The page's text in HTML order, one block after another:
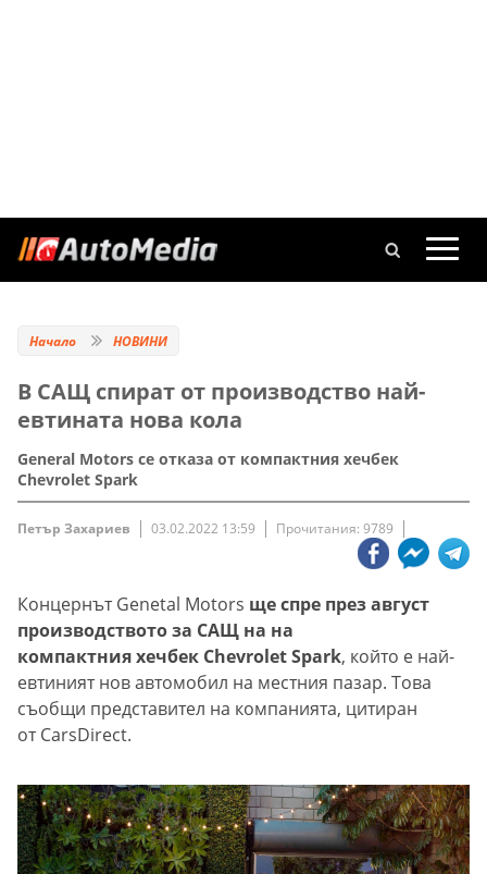
Начало НОВИНИ
В САЩ спират от производство най-
евтината нова кола
General Motors се отказа от компактния хечбек
Chevrolet Spark
Петър Захариев 03.02.2022 13:59 Прочитания: 9789
Концернът Genetal Motors ще спре през август
производството за САЩ на на
компактния хечбек Chevrolet Spark, който е най-
евтиният нов автомобил на местния пазар. Това
съобщи представител на компанията, цитиран
от CarsDirect.